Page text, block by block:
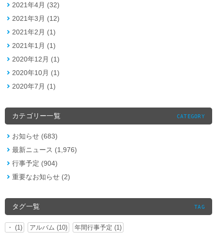
2021年4月 (32)
2021年3月 (12)
2021年2月 (1)
2021年1月 (1)
2020年12月 (1)
2020年10月 (1)
2020年7月 (1)
カテゴリー一覧 CATEGORY
お知らせ (683)
最新ニュース (1,976)
行事予定 (904)
重要なお知らせ (2)
タグ一覧 TAG
・ (1) アルバム (10) 年間行事予定 (1)